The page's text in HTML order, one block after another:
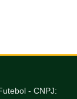
- CNPJ: